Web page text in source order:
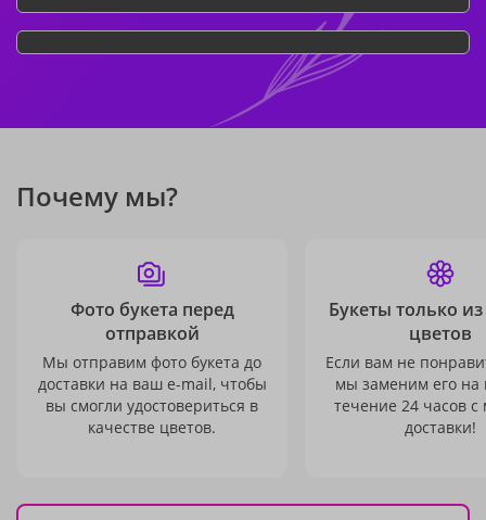
Почему мы?
Фото букета перед
отправкой
Мы отправим фото букета до
доставки на ваш e-mail, чтобы
вы смогли удостовериться в
качестве цветов.
Букеты только
цветов
Если вам не
мы заменим его на
течение 24 часов с
доставки!